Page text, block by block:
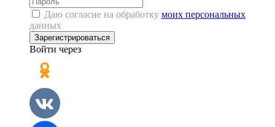
Даю согласие на обработку моих персональных
данных
Зарегистрироваться
Войти через